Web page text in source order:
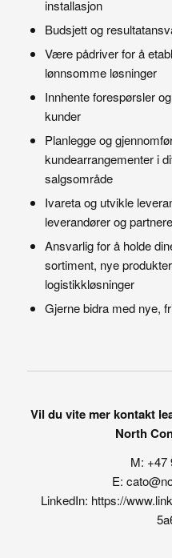
installasjon
Budsjett og
Være pådriver for å
lønnsomme løsninger
Innhente forespørsler
kunder
Planlegge og
kundearrangementer i
salgsområde
Ivareta og utvikle
leverandører og partnere
Ansvarlig for å holde
sortiment, nye
logistikkløsninger
Gjerne bidra med nye,
Vil du vite mer kontakt
North
M: +47
E:
LinkedIn: https://